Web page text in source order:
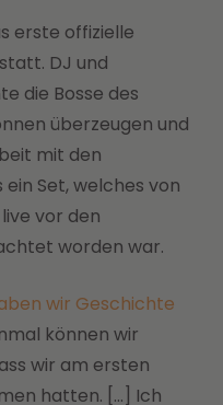
erste offizielle
DJ und
die Bosse des
überzeugen und
mit den
Set, welches von
vor den
worden war.
wir Geschichte
können wir
wir am ersten
hatten. […] Ich